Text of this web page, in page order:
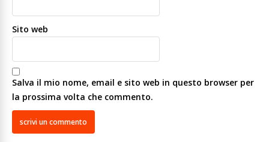
Sito web
Salva il mio nome, email e sito web in questo browser per
la prossima volta che commento.